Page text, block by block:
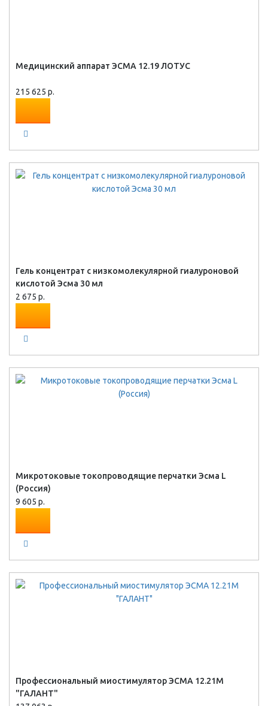
Медицинский аппарат ЭСМА 12.19 ЛОТУС
215 625 р.
Гель концентрат с низкомолекулярной гиалуроновой
кислотой Эсма 30 мл
2 675 р.
Микротоковые токопроводящие перчатки Эсма L
(Россия)
9 605 р.
Профессиональный миостимулятор ЭСМА 12.21М
"ГАЛАНТ"